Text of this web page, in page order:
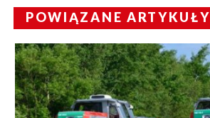
POWIĄZANE ARTYKUŁY